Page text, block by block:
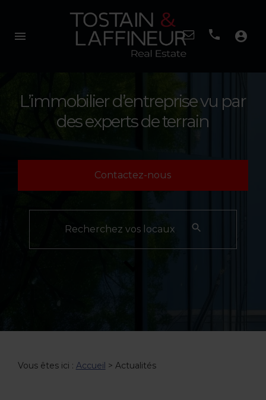
menu account_circle
L’immobilier d’entreprise vu par
des experts de terrain
Contactez-nous
Recherchez vos locaux
Vous êtes ici : Accueil > Actualités